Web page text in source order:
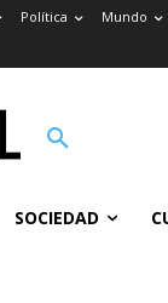
Política Mundo
SOCIEDAD